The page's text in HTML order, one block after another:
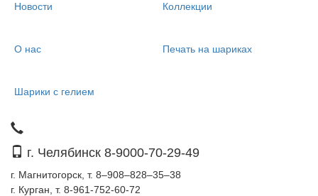
Новости Коллекции
О нас Печать на шариках
Шарики с гелием
г. Челябинск 8-9000-70-29-49
г. Магнитогорск, т. 8–908–828–35–38
г. Курган, т. 8-961-752-60-72